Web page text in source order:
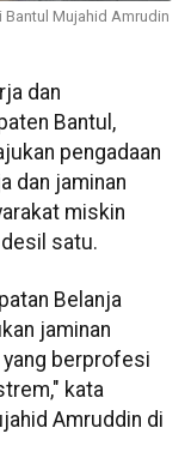
Bantul Mujahid Amrudin
dan
Bantul,
pengadaan
dan jaminan
miskin
satu.
Belanja
jaminan
berprofesi
kata
Amruddin di